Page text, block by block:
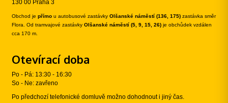
130 00 Praha 3
Obchod je přímo u autobusové zastávky Olšanské náměstí (136, 175) zastávka směr
Flora. Od tramvajové zastávky Olšanské náměstí (5, 9, 15, 26) je obchůdek vzdálen
cca 170 m.
Otevírací doba
Po - Pá: 13:30 - 16:30
So - Ne: zavřeno
Po předchozí telefonické domluvě možno dohodnout i jiný čas.